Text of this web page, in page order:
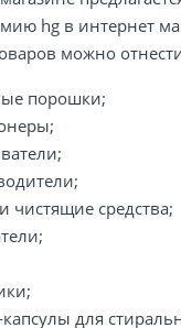
hg в интернет
можно
порошки;
средства;
капсулы для